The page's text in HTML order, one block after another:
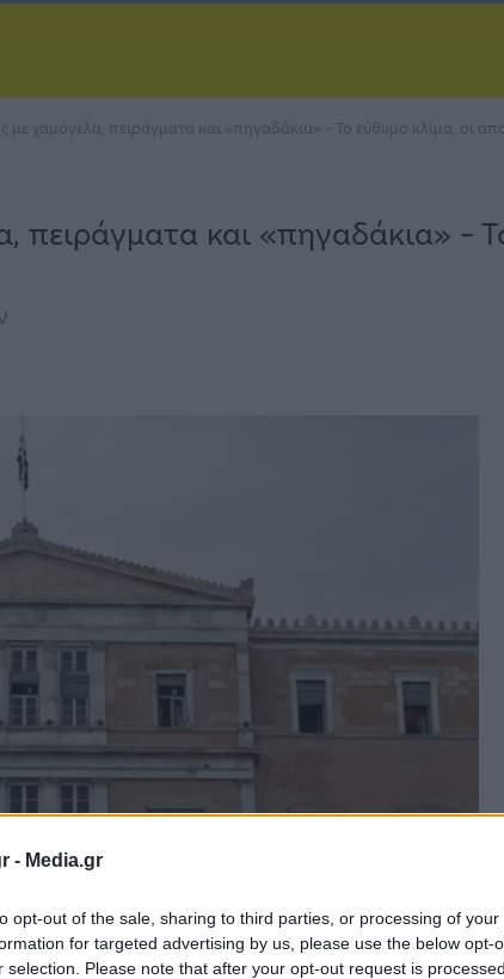
- Media.gr
opt-out of the sale, sharing to third parties, or processing of
for targeted advertising by us, please use the below opt-
selection. Please note that after your opt-out request is
με χαμόγελα, πειράγματα και «πηγαδάκια» – Το εύθυμο κλίμα, οι
πειράγματα και «πηγαδάκια» –